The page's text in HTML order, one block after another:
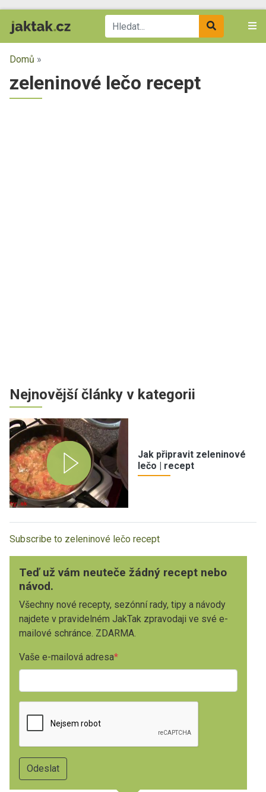
Domů »
zeleninové lečo recept
Nejnovější články v kategorii
Jak připravit zeleninové
lečo | recept
Subscribe to zeleninové lečo recept
Teď už vám neuteče žádný recept nebo
návod.
Všechny nové recepty, sezónní rady, tipy a návody
najdete v pravidelném JakTak zpravodaji ve své e-
mailové schránce. ZDARMA.
Vaše e-mailová adresa